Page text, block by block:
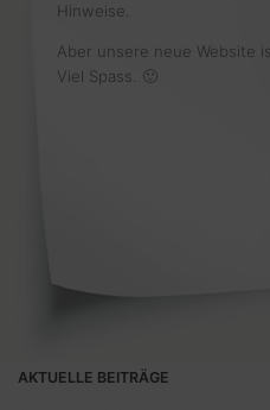
Hinweise.
Aber unsere neue Website
Viel Spass. 🙂
AKTUELLE BEITRÄGE